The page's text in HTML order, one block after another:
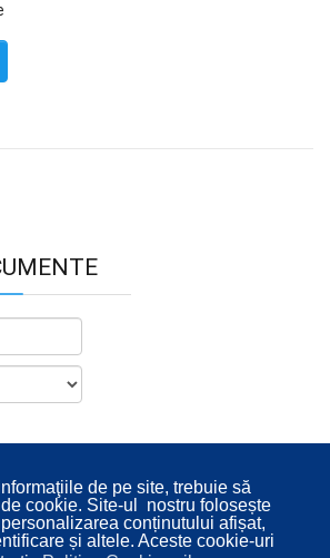
de pe site, trebuie să
cookie. Site-ul nostru folosește
conținutului afișat,
și altele. Aceste cookie-uri